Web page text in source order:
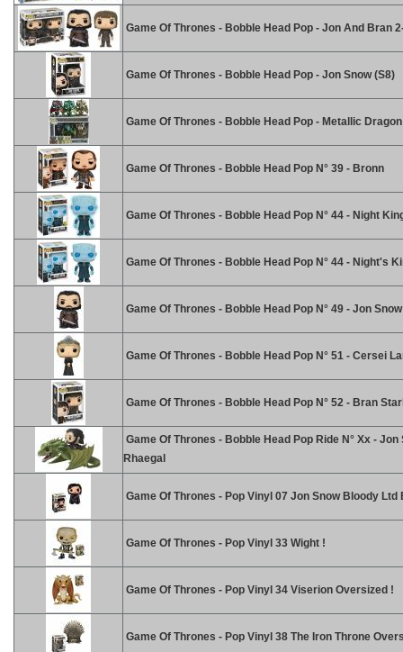
Game Of Thrones - Bobble Head Pop - Jon And Bran
Game Of Thrones - Bobble Head Pop - Jon Snow (S8)
Game Of Thrones - Bobble Head Pop - Metallic
Game Of Thrones - Bobble Head Pop N° 39 - Bronn
Game Of Thrones - Bobble Head Pop N° 44 - Night
Game Of Thrones - Bobble Head Pop N° 44 - Night's
Game Of Thrones - Bobble Head Pop N° 49 - Jon Snow
Game Of Thrones - Bobble Head Pop N° 51 - Cersei
Game Of Thrones - Bobble Head Pop N° 52 - Bran
Game Of Thrones - Bobble Head Pop Ride N° Xx - Jon
Rhaegal
Game Of Thrones - Pop Vinyl 07 Jon Snow Bloody Ltd
Game Of Thrones - Pop Vinyl 33 Wight !
Game Of Thrones - Pop Vinyl 34 Viserion Oversized !
Game Of Thrones - Pop Vinyl 38 The Iron Throne